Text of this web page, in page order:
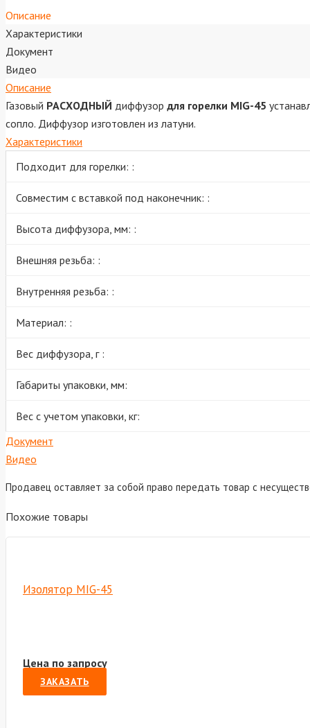
Описание
Характеристики
Документ
Видео
Описание
Газовый РАСХОДНЫЙ диффузор для горелки MIG-45
сопло. Диффузор изготовлен из латуни.
Характеристики
Подходит для горелки: :
Совместим с вставкой под наконечник: :
Высота диффузора, мм: :
Внешняя резьба: :
Внутренняя резьба: :
Материал: :
Вес диффузора, г :
Габариты упаковки, мм:
Вес с учетом упаковки, кг:
Документ
Видео
Продавец оставляет за собой право передать товар с
Похожие товары
Изолятор MIG-45
Цена по запросу
ЗАКАЗАТЬ